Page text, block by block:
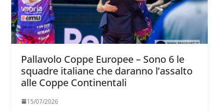
Pallavolo Coppe Europee – Sono 6 le
squadre italiane che daranno l’assalto
alle Coppe Continentali
15/07/2026